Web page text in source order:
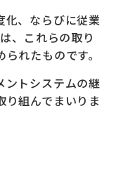
、ならびに従業
、これらの取り
れたものです。
ントシステムの継
組んでまいりま